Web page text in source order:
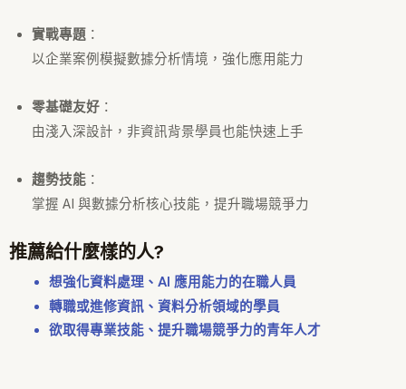
實戰專題：
以企業案例模擬數據分析情境，強化應用能力
零基礎友好：
由淺入深設計，非資訊背景學員也能快速上手
趨勢技能：
掌握 AI 與數據分析核心技能，提升職場競爭力
推薦給什麼樣的人?
想強化資料處理、AI 應用能力的在職人員
轉職或進修資訊、資料分析領域的學員
欲取得專業技能、提升職場競爭力的青年人才